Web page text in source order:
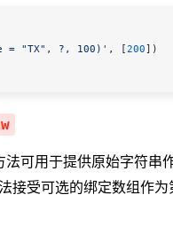
= "TX", ?, 100)' , [200])
法可用于提供原始字符串
接受可选的绑定数组作为